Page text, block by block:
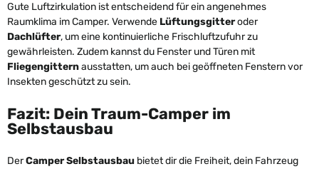
Gute Luftzirkulation ist entscheidend für ein angenehmes
Raumklima im Camper. Verwende Lüftungsgitteroder
Dachlüfter, um eine kontinuierliche Frischluftzufuhr zu
gewährleisten. Zudem kannst du Fenster und Türen mit
Fliegengitternausstatten, um auch bei geöffneten Fenstern vor
Insekten geschützt zu sein.
Fazit: Dein Traum-Camper im
Selbstausbau
DerCamper Selbstausbau bietet dir die Freiheit, dein Fahrzeug